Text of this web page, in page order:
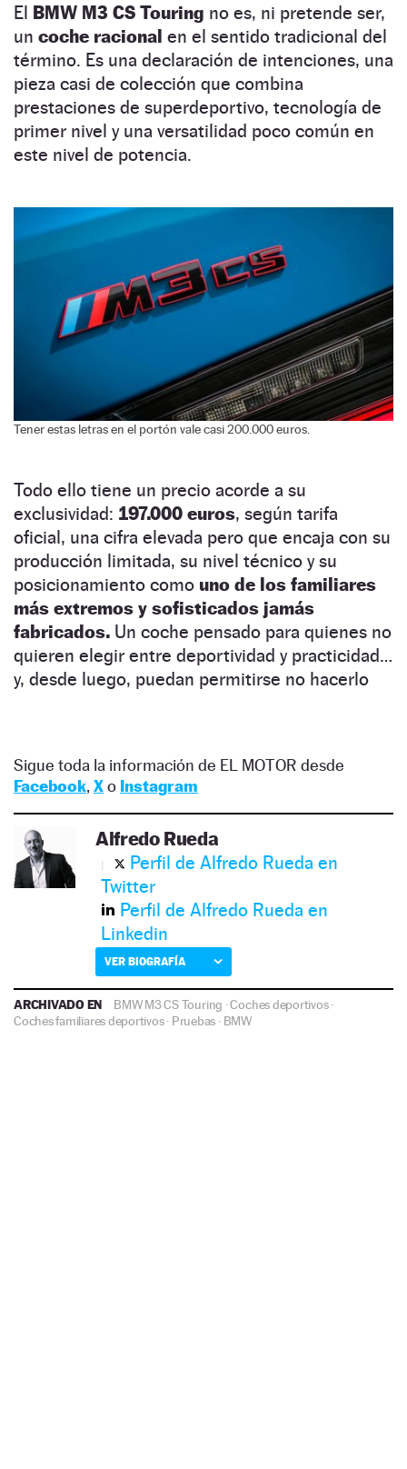
El BMW M3 CS Touring no es, ni pretende ser,
un coche racional en el sentido tradicional del
término. Es una declaración de intenciones, una
pieza casi de colección que combina
prestaciones de superdeportivo, tecnología de
primer nivel y una versatilidad poco común en
este nivel de potencia.
Tener estas letras en el portón vale casi 200.000 euros.
Todo ello tiene un precio acorde a su
exclusividad: 197.000 euros, según tarifa
oficial, una cifra elevada pero que encaja con su
producción limitada, su nivel técnico y su
posicionamiento como uno de los familiares
más extremos y sofisticados jamás
fabricados. Un coche pensado para quienes no
quieren elegir entre deportividad y practicidad…
y, desde luego, puedan permitirse no hacerlo
Sigue toda la información de EL MOTOR desde
Facebook, Xo Instagram
Alfredo Rueda
Perfil de Alfredo Rueda en
Twitter
Perfil de Alfredo Rueda en
Linkedin
VER BIOGRAFÍA
ARCHIVADO EN BMW M3 CS Touring ·Coches deportivos·
Coches familiares deportivos· Pruebas · BMW